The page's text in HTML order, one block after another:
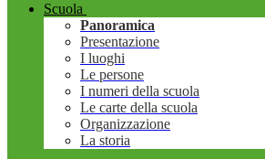
Scuola
Panoramica
Presentazione
I luoghi
Le persone
I numeri della scuola
Le carte della scuola
Organizzazione
La storia